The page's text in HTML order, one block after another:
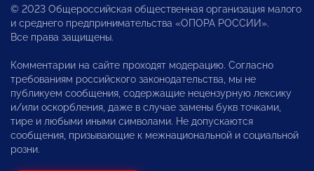
© 2023 Общероссийская общественная организация малого
и среднего предпринимательства «ОПОРА РОССИИ».
Все права защищены.
Комментарии на сайте проходят модерацию. Согласно
требованиям российского законодательства, мы не
публикуем сообщения, содержащие нецензурную лексику
и/или оскорбления, даже в случае замены букв точками,
тире и любыми иными символами. Не допускаются
сообщения, призывающие к межнациональной и социальной
розни.